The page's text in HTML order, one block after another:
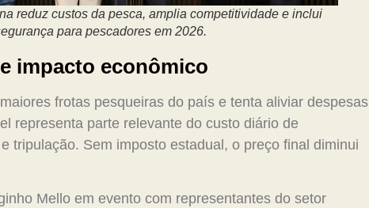
reduz custos da pesca, amplia competitividade e inclui
para pescadores em 2026.
impacto econômico
frotas pesqueiras do país e tenta aliviar despesas
representa parte relevante do custo diário de
tripulação. Sem imposto estadual, o preço final diminui
Mello em evento com representantes do setor